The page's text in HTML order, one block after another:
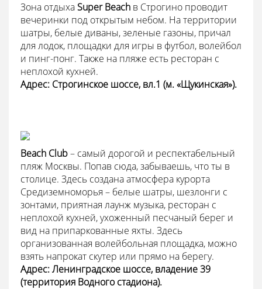
Зона отдыхаSuper Beach в Строгино проводит
вечеринки под открытым небом. На территории
шатры, белые диваны, зеленые газоны, причал
для лодок, площадки для игры в футбол, волейбол
и пинг-понг. Также на пляже есть ресторан с
неплохой кухней.
Адрес: Строгинское шоссе, вл.1 (м. «Щукинская»).
Beach Club– самый дорогой и респектабельный
пляж Москвы. Попав сюда, забываешь, что ты в
столице. Здесь создана атмосфера курорта
Средиземноморья – белые шатры, шезлонги с
зонтами, приятная лаунж музыка, ресторан с
неплохой кухней, ухоженный песчаный берег и
вид на припаркованные яхты. Здесь
организованная волейбольная площадка, можно
взять напрокат скутер или прямо на берегу.
Адрес: Ленинградское шоссе, владение 39
(территория Водного стадиона).